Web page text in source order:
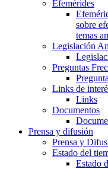
Efemérides
sobre
temas
Legislación
Preguntas
Links de
Links
Documentos
Prensa y difusión
Prensa y
Estado del
Estado